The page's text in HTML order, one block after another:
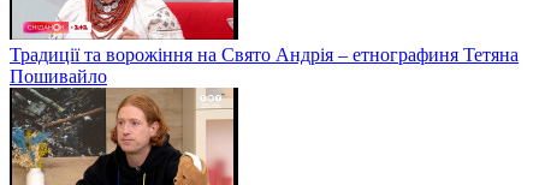
Традиції та ворожіння на Свято Андрія – етнографиня Тетяна
Пошивайло